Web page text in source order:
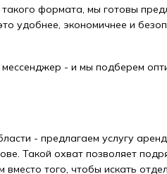
формата, мы готовы
удобнее, экономичнее и
- и мы подберем
- предлагаем услугу
Такой охват позволяет
того, чтобы искать